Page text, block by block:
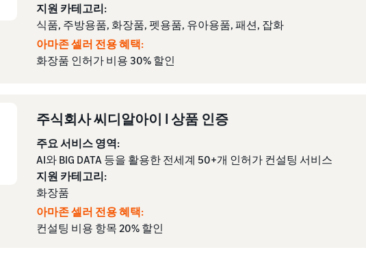
지원 카테고리:
식품, 주방용품, 화장품, 펫용품, 유아용품, 패션, 잡화
아마존 셀러 전용 혜택:
화장품 인허가 비용 30% 할인
주식회사 씨디알아이 I 상품 인증
주요 서비스 영역:
AI와 BIG DATA 등을 활용한 전세계 50+개 인허가 컨설팅 서비스
지원 카테고리:
화장품
아마존 셀러 전용 혜택:
컨설팅 비용 항목 20% 할인